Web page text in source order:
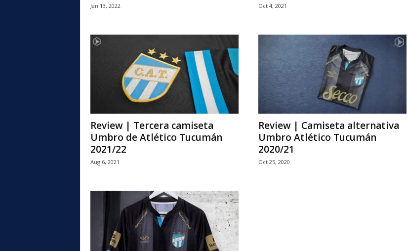
Jan 13, 2022 Oct 4, 2021
Review | Tercera camiseta
Umbro de Atlético Tucumán
2021/22
Aug 6, 2021
Review | Camiseta alternativa
Umbro Atlético Tucumán
2020/21
Oct 25, 2020